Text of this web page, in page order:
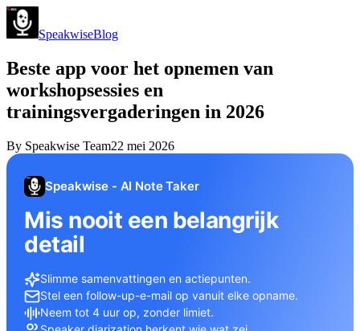
SpeakwiseBlog
Beste app voor het opnemen van
workshopsessies en
trainingsvergaderingen in 2026
By Speakwise Team22 mei 2026
Speakwise - AI Note Taker
Mis nooit een belangrijk
detail
Slimme samenvattingen en actiepunten.
Stel een follow-up-e-mail op vanuit elke opname.
Neem tot 4 uur op, zonder limiet.